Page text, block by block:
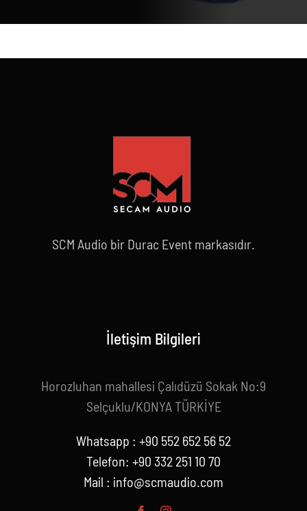
SCM Audio bir Durac Event markasıdır.
İletişim Bilgileri
Horozluhan mahallesi Çalıdüzü Sokak No:9
Selçuklu/KONYA TÜRKİYE
Whatsapp : +90 552 652 56 52
Telefon: +90 332 251 10 70
Mail : info@scmaudio.com